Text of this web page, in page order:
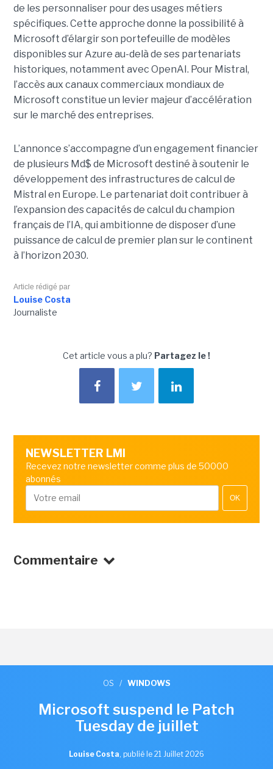
de les personnaliser pour des usages métiers
spécifiques. Cette approche donne la possibilité à
Microsoft d’élargir son portefeuille de modèles
disponibles sur Azure au-delà de ses partenariats
historiques, notamment avec OpenAI. Pour Mistral,
l’accès aux canaux commerciaux mondiaux de
Microsoft constitue un levier majeur d’accélération
sur le marché des entreprises.
L’annonce s’accompagne d’un engagement financier
de plusieurs Md$ de Microsoft destiné à soutenir le
développement des infrastructures de calcul de
Mistral en Europe. Le partenariat doit contribuer à
l’expansion des capacités de calcul du champion
français de l’IA, qui ambitionne de disposer d’une
puissance de calcul de premier plan sur le continent
à l’horizon 2030.
Article rédigé par
Louise Costa
Journaliste
Cet article vous a plu? Partagez le !
NEWSLETTER LMI
Recevez notre newsletter comme plus de 50000
abonnés
OK
Commentaire
OS / WINDOWS
Microsoft suspend le Patch
Tuesday de juillet
Louise Costa, publié le 21 Juillet 2026